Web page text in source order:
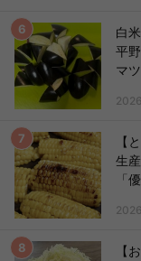
白
平
マ
【
生
「
【